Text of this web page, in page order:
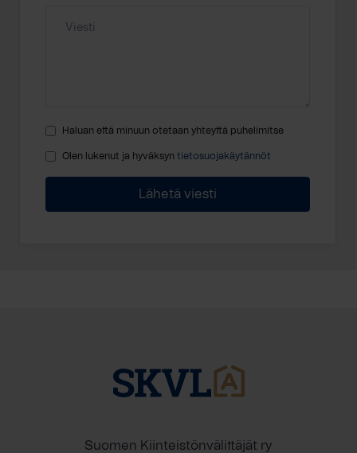
Haluan että minuun otetaan yhteyttä puhelimitse
Olen lukenut ja hyväksyn tietosuojakäytännöt
Suomen Kiinteistönvälittäjät ry